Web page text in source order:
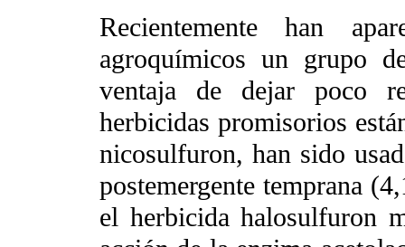
Recientemente han
agroquímicos un grupo
ventaja de dejar poco
herbicidas promisorios
nicosulfuron, han sido
postemergente temprana
el herbicida halosulfuron